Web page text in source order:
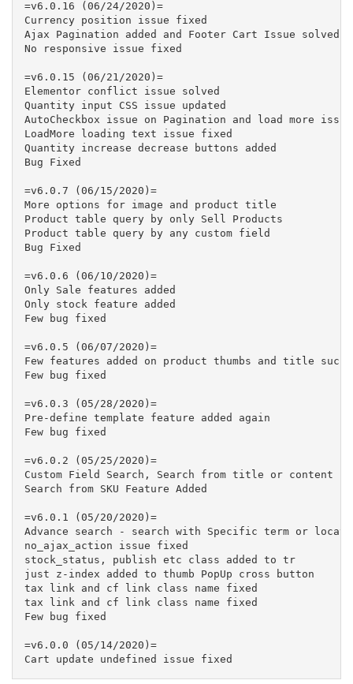
=v6.0.16 (06/24/2020)=
Currency position issue fixed
Ajax Pagination added and Footer Cart Issue solved
No responsive issue fixed
=v6.0.15 (06/21/2020)=
Elementor conflict issue solved
Quantity input CSS issue updated
AutoCheckbox issue on Pagination and load more
LoadMore loading text issue fixed
Quantity increase decrease buttons added
Bug Fixed
=v6.0.7 (06/15/2020)=
More options for image and product title
Product table query by only Sell Products
Product table query by any custom field
Bug Fixed
=v6.0.6 (06/10/2020)=
Only Sale features added
Only stock feature added
Few bug fixed
=v6.0.5 (06/07/2020)=
Few features added on product thumbs and title
Few bug fixed
=v6.0.3 (05/28/2020)=
Pre-define template feature added again
Few bug fixed
=v6.0.2 (05/25/2020)=
Custom Field Search, Search from title or content
Search from SKU Feature Added
=v6.0.1 (05/20/2020)=
Advance search - search with Specific term or
no_ajax_action issue fixed
stock_status, publish etc class added to tr
just z-index added to thumb PopUp cross button
tax link and cf link class name fixed
tax link and cf link class name fixed
Few bug fixed
=v6.0.0 (05/14/2020)=